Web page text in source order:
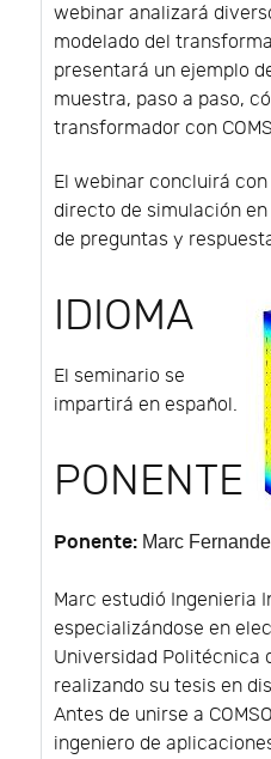
webinar analizará
modelado del
presentará un ejemplo
muestra, paso a paso,
transformador con
El webinar concluirá
directo de simulación en
de preguntas y
IDIOMA
El seminario se
impartirá en español.
PONENTE
Ponente: Marc
Marc estudió Ingenieria
especializándose en
Universidad Politécnica
realizando su tesis en
Antes de unirse a
ingeniero de